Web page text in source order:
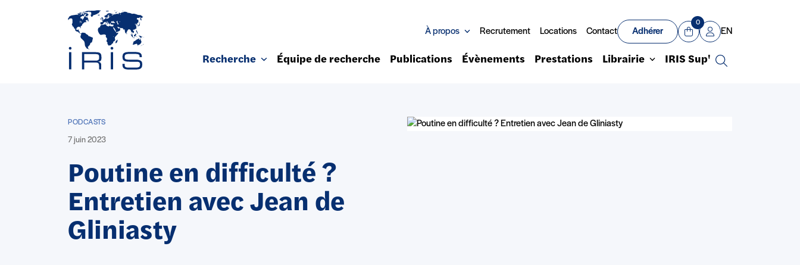
À propos Recrutement Locations Contact Adhérer
Panier
0
Mon compte
EN
Recherche Équipe de recherche Publications Évènements Prestations Librairie IRIS Sup'
Recherche
PODCASTS
7 juin 2023
Poutine en difficulté ?
Entretien avec Jean de
Gliniasty